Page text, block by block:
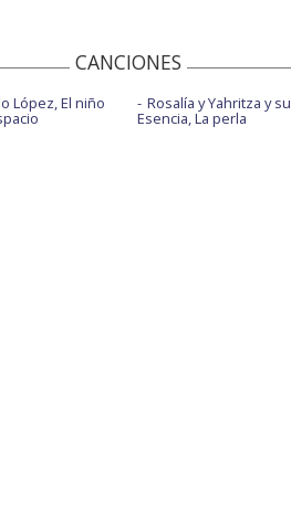
CANCIONES
López, El niño Rosalía y Yahritza y su
Esencia, La perla